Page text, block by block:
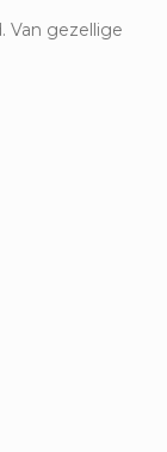
Van gezellige